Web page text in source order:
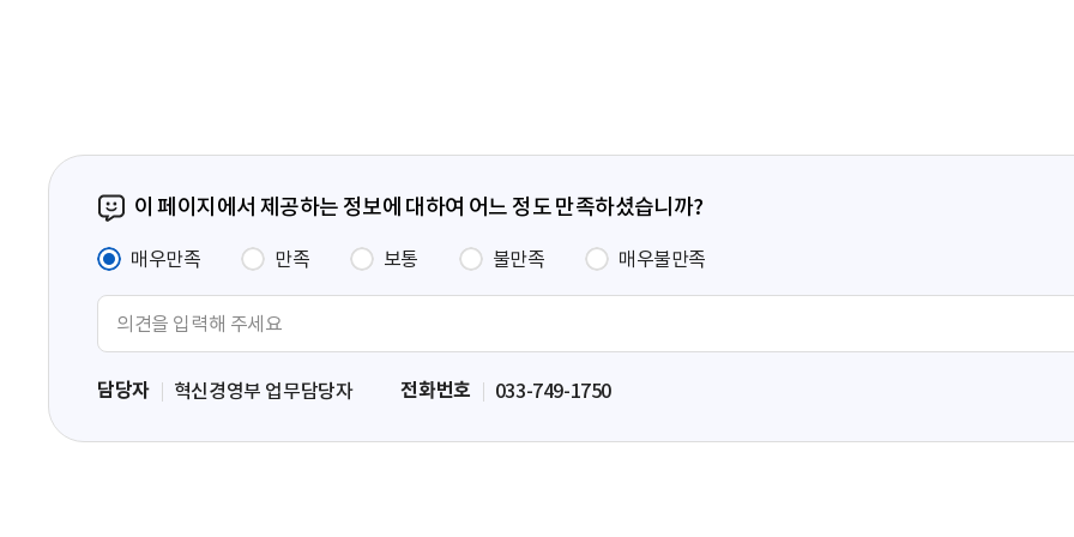
이 페이지에서 제공하는 정보에 대하여 어느 정도 만족하셨습니까?
매우만족 만족 보통 불만족 매우불만족
력
담당자 혁신경영부 업무담당자 전화번호 033-749-1750